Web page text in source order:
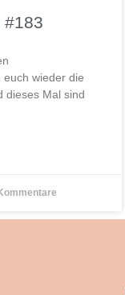
#183
euch wieder die
dieses Mal sind